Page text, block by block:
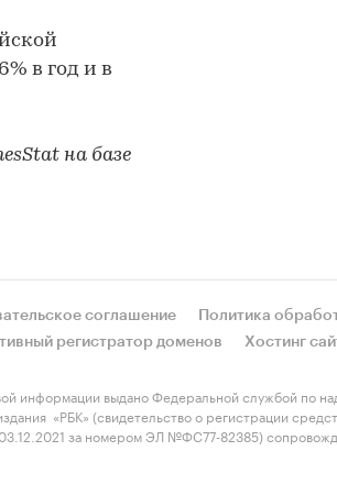
в год и в
на базе
соглашение
Политика
регистратор доменов Хостинг
информации выдано Федеральной службой по
«РБК» (свидетельство о регистрации
за номером ЭЛ №ФС77-82385)